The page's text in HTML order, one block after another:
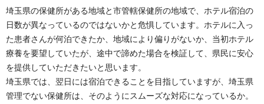
埼玉県の保健所がある地域と市管轄保健所の地域で、ホテル宿泊の
日数が異なっているのではないかと危惧しています。ホテルに入っ
た患者さんが何泊できたか、地域により偏りがないか、当初ホテル
療養を要望していたが、途中で諦めた場合を検証して、県民に安心
を提供していただきたいと思います。
埼玉県では、翌日には宿泊できることを目指していますが、埼玉県
管理でない保健所は、そのようにスムーズな対応になっているか。